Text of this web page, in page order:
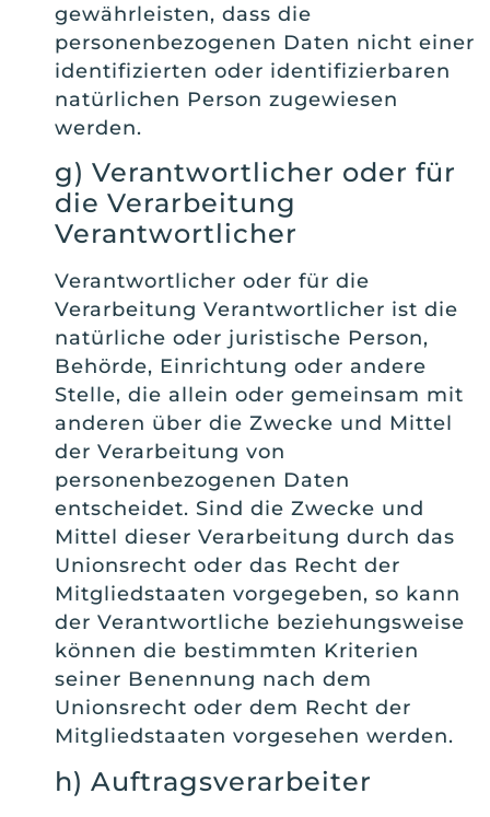
gewährleisten, dass die
personenbezogenen Daten nicht einer
identifizierten oder identifizierbaren
natürlichen Person zugewiesen
werden.
g) Verantwortlicher oder für
die Verarbeitung
Verantwortlicher
Verantwortlicher oder für die
Verarbeitung Verantwortlicher ist die
natürliche oder juristische Person,
Behörde, Einrichtung oder andere
Stelle, die allein oder gemeinsam mit
anderen über die Zwecke und Mittel
der Verarbeitung von
personenbezogenen Daten
entscheidet. Sind die Zwecke und
Mittel dieser Verarbeitung durch das
Unionsrecht oder das Recht der
Mitgliedstaaten vorgegeben, so kann
der Verantwortliche beziehungsweise
können die bestimmten Kriterien
seiner Benennung nach dem
Unionsrecht oder dem Recht der
Mitgliedstaaten vorgesehen werden.
h) Auftragsverarbeiter